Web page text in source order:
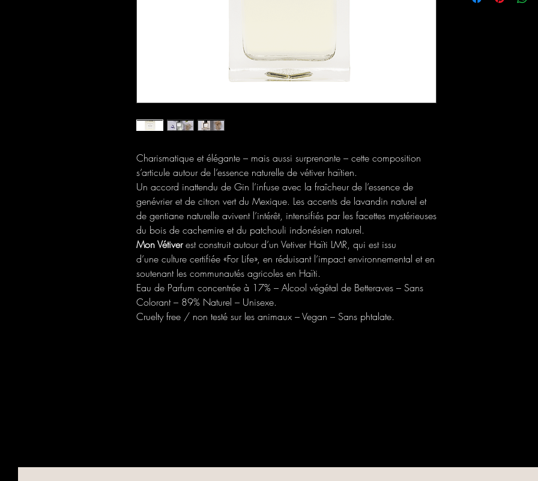
Charismatique et élégante – mais aussi surprenante – cette composition
s’articule autour de l’essence naturelle de vétiver haïtien.
Un accord inattendu de Gin l’infuse avec la fraîcheur de l’essence de
genévrier et de citron vert du Mexique. Les accents de lavandin naturel et
de gentiane naturelle avivent l’intérêt, intensifiés par les facettes mystérieuses
du bois de cachemire et du patchouli indonésien naturel.
Mon Vétiverest construit autour d’un Vetiver Haïti LMR, qui est issu
d’une culture certifiée «For Life», en réduisant l’impact environnemental et en
soutenant les communautés agricoles en Haïti.
Eau de Parfum concentrée à 17% – Alcool végétal de Betteraves – Sans
Colorant – 89% Naturel – Unisexe.
Cruelty free / non testé sur les animaux – Vegan – Sans phtalate.